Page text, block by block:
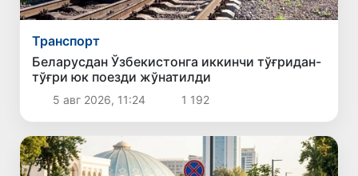
Транспорт
Беларусдан Ўзбекистонга иккинчи тўғридан-
тўғри юк поезди жўнатилди
5 авг 2026, 11:24 1 192